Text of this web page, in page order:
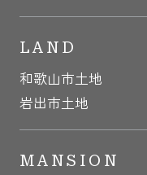
LAND
和歌山市土地
岩出市土地
MANSION